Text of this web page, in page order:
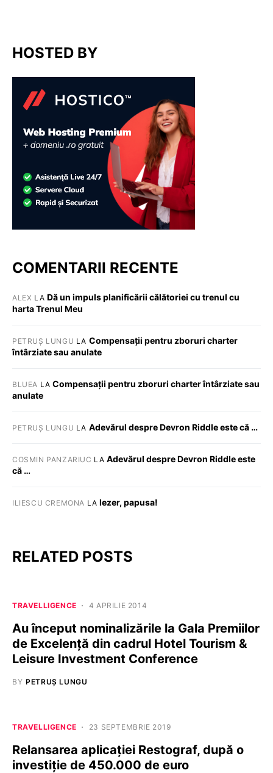
HOSTED BY
COMENTARII RECENTE
ALEX LA Dă un impuls planificării călătoriei cu trenul cu
harta Trenul Meu
PETRUȘ LUNGU LA Compensații pentru zboruri charter
întârziate sau anulate
BLUEA LACompensații pentru zboruri charter întârziate sau
anulate
PETRUȘ LUNGU LA Adevărul despre Devron Riddle este că …
COSMIN PANZARIUC LA Adevărul despre Devron Riddle este
că …
ILIESCU CREMONA LA Iezer, papusa!
RELATED POSTS
TRAVELLIGENCE 4 APRILIE 2014
Au început nominalizările la Gala Premiilor
de Excelență din cadrul Hotel Tourism &
Leisure Investment Conference
BY PETRUȘ LUNGU
TRAVELLIGENCE 23 SEPTEMBRIE 2019
Relansarea aplicației Restograf, după o
investiție de 450.000 de euro